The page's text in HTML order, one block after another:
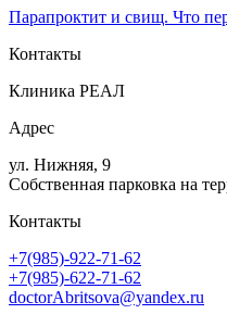
Парапроктит и свищ. Что
Контакты
Клиника РЕАЛ
Адрес
ул. Нижняя, 9
Собственная парковка на
Контакты
+7(985)-922-71-62
+7(985)-622-71-62
doctorAbritsova@yandex.ru